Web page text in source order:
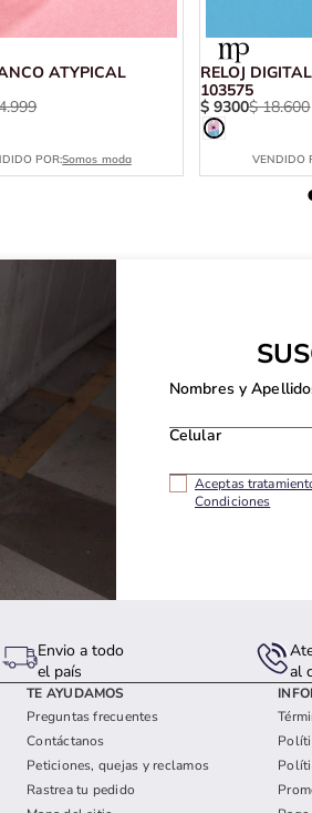
.999
POR:Somos moda
RELOJ
103575
$ 9300$ 18.600
VENDIDO
Nombres y
Celular
Aceptas
Condiciones
Envio a todo
el país
al
TE AYUDAMOS
Preguntas frecuentes
Contáctanos
Peticiones, quejas y reclamos
Rastrea tu pedido